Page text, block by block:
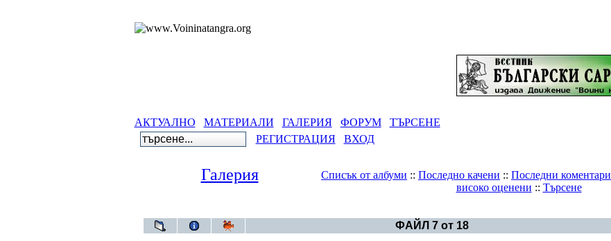
АКТУАЛНО МАТЕРИАЛИ ГАЛЕРИЯ ФОРУМ
ТЪРСЕНЕ
РЕГИСТРАЦИЯ
ВХОД
Галерия Списък от албуми :: Последно качени :: Последни коментари
високо оценени :: Търсене
ФАЙЛ 7 от 18